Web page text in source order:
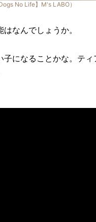
No Life】M's LABO）
なんでしょうか。
になることかな。テ